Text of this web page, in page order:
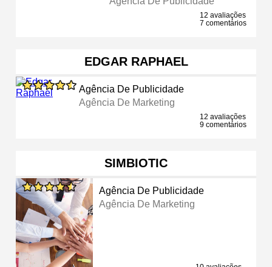
12 avaliações
7 comentários
EDGAR RAPHAEL
Agência De Publicidade
Agência De Marketing
12 avaliações
9 comentários
SIMBIOTIC
Agência De Publicidade
Agência De Marketing